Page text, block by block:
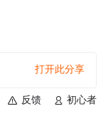
打开此分享
初心者
反馈